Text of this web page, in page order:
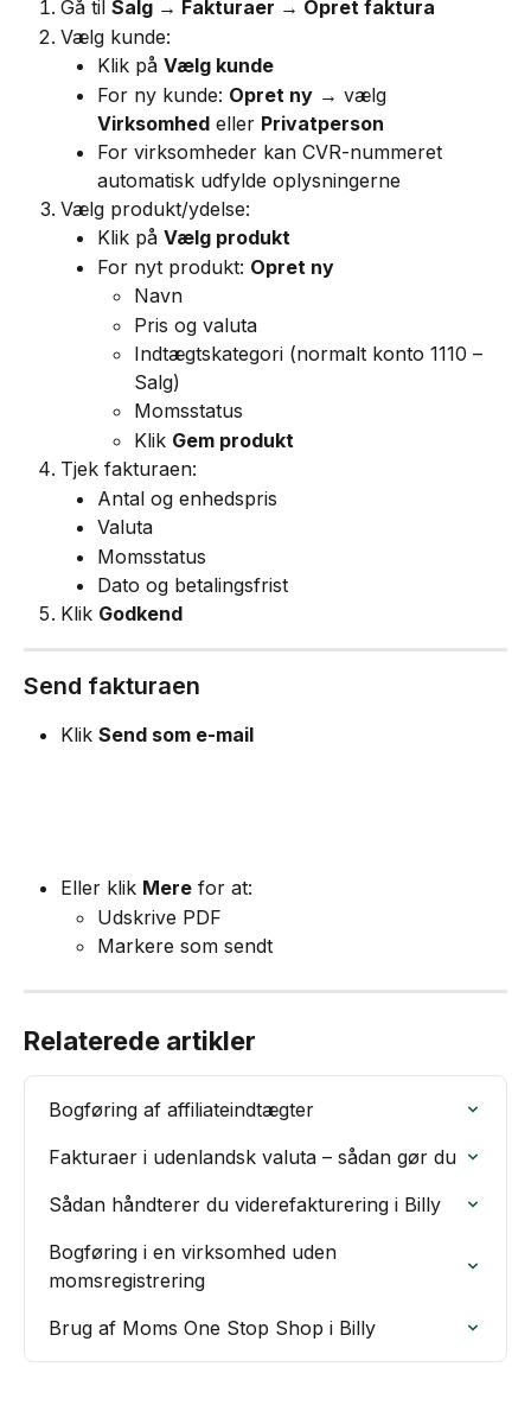
Gå til Salg → Fakturaer → Opret faktura
Vælg kunde:
Klik på Vælg kunde
For ny kunde: Opret ny → vælg
Virksomhed eller Privatperson
For virksomheder kan CVR-nummeret
automatisk udfylde oplysningerne
Vælg produkt/ydelse:
Klik på Vælg produkt
For nyt produkt: Opret ny
Navn
Pris og valuta
Indtægtskategori (normalt konto 1110 –
Salg)
Momsstatus
Klik Gem produkt
Tjek fakturaen:
Antal og enhedspris
Valuta
Momsstatus
Dato og betalingsfrist
Klik Godkend
Send fakturaen
Klik Send som e-mail
Eller klik Mere for at:
Udskrive PDF
Markere som sendt
Relaterede artikler
Bogføring af affiliateindtægter
Fakturaer i udenlandsk valuta – sådan gør du
Sådan håndterer du viderefakturering i Billy
Bogføring i en virksomhed uden
momsregistrering
Brug af Moms One Stop Shop i Billy